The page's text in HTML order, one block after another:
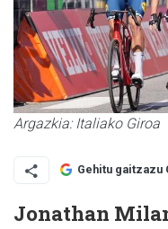
Argazkia: Italiako Giroa
Gehitu gaitzazu
Jonathan